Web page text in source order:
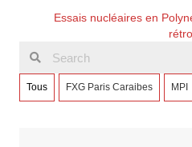
Essais nucléaires en
Tous FXG Paris Caraibes MPI